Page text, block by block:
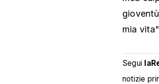
mia
Segui
notizie